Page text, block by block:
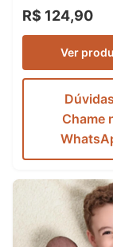
R$ 124,90
Ver
Chame